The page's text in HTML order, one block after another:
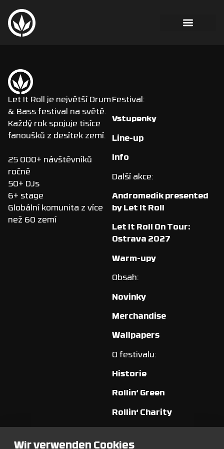
Let It Roll je největší Drum
& Bass festival na světě.
Každý rok spojuje tisíce
fanoušků z desítek zemí.
25 000+ návštěvníků
ročně
50+ DJs
6+ stage
Globální komunita z více
než 60 zemí
Festival:
Vstupenky
Line-up
Info
Další akce:
Andromedik presented
by Let It Roll
Let It Roll On Tour:
Ostrava 2027
Warm-upy
Obsah:
Novinky
Merchandise
Wallpapers
O festivalu:
Historie
Rollin‘ Green
Rollin‘ Charity
Wir verwenden Cookies